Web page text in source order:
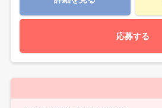
応募する